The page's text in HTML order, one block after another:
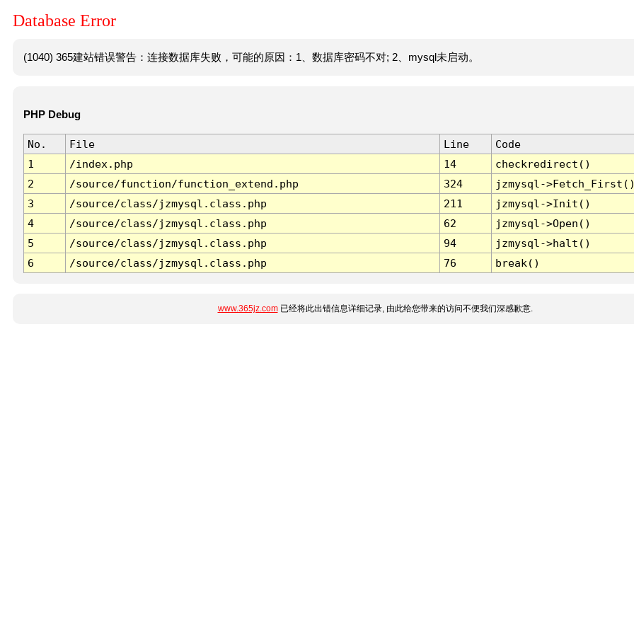
Database Error
(1040) 365建站错误警告：连接数据库失败，可能的原因：1、数据库密码不对; 2、mysql未启动。
PHP Debug
No. File Line
Code
1
/index.php 14
checkredirect()
2
/source/function/function_extend.php 324
jzmysql-
3
/source/class/jzmysql.class.php 211
jzmysql->Init()
4
/source/class/jzmysql.class.php 62
jzmysql->Open()
5
/source/class/jzmysql.class.php 94
jzmysql->halt()
6
/source/class/jzmysql.class.php 76 break()
www.365jz.com已经将此出错信息详细记录, 由此给您带来的访问不便我们深感歉意.